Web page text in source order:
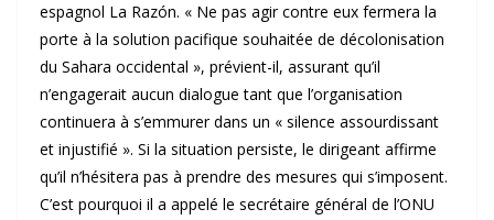
espagnol La Razón. « Ne pas agir contre eux fermera la
porte à la solution pacifique souhaitée de décolonisation
du Sahara occidental », prévient-il, assurant qu’il
n’engagerait aucun dialogue tant que l’organisation
continuera à s’emmurer dans un « silence assourdissant
et injustifié ». Si la situation persiste, le dirigeant affirme
qu’il n’hésitera pas à prendre des mesures qui s’imposent.
C’est pourquoi il a appelé le secrétaire général de l’ONU